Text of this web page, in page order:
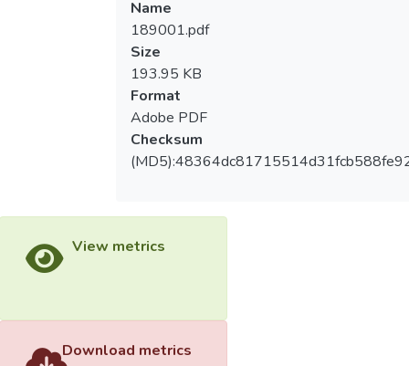
Name
189001.pdf
Size
193.95 KB
Format
Adobe PDF
Checksum
View metrics
Download metrics